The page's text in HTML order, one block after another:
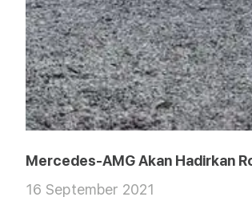
Mercedes-AMG Akan Hadirkan
16 September 2021